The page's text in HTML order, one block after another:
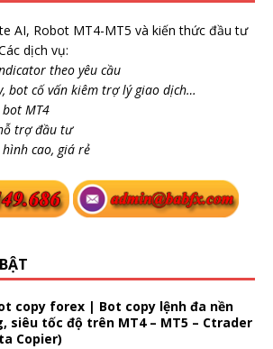
AI, Robot MT4-MT5 và kiến thức đầu tư
dịch vụ:
theo yêu cầu
bot cố vấn kiêm trợ lý giao dịch…
MT4
trợ đầu tư
hình cao, giá rẻ
copy forex | Bot copy lệnh đa nền
siêu tốc độ trên MT4 – MT5 – Ctrader
Copier)